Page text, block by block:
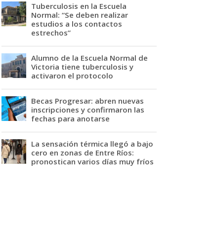
Tuberculosis en la Escuela
Normal: “Se deben realizar
estudios a los contactos
estrechos”
Alumno de la Escuela Normal de
Victoria tiene tuberculosis y
activaron el protocolo
Becas Progresar: abren nuevas
inscripciones y confirmaron las
fechas para anotarse
La sensación térmica llegó a bajo
cero en zonas de Entre Ríos:
pronostican varios días muy fríos